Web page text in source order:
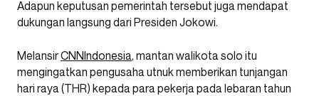
Adapun keputusan pemerintah tersebut juga mendapat
dukungan langsung dari Presiden Jokowi.
MelansirCNNIndonesia, mantan walikota solo itu
mengingatkan pengusaha utnuk memberikan tunjangan
hari raya (THR) kepada para pekerja pada lebaran tahun